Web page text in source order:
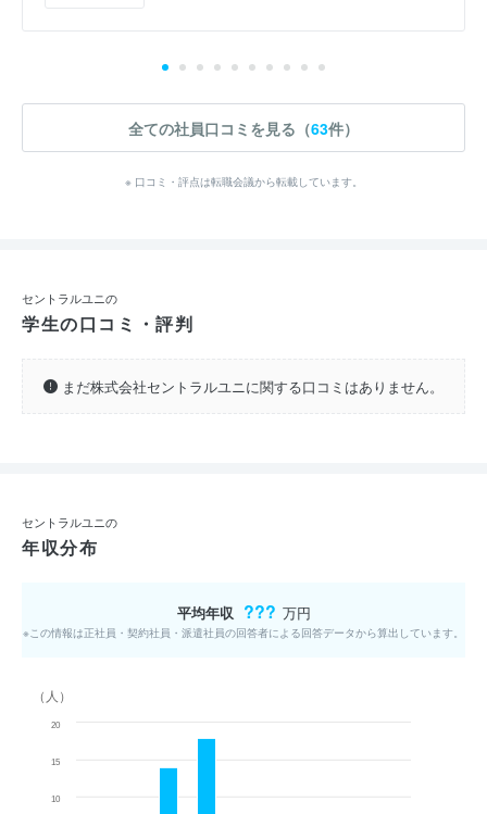
全ての社員口コミを見る（63件）
※ 口コミ・評点は転職会議から転載しています。
セントラルユニの
学生の口コミ・評判
まだ株式会社セントラルユニに関する口コミはありません。
セントラルユニの
年収分布
平均年収 ??? 万円
※この情報は正社員・契約社員・派遣社員の回答者による回答データから算出しています。
（人）
10
15
20